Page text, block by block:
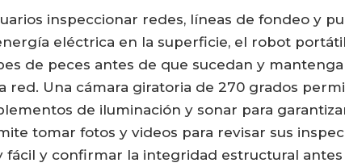
inspeccionar redes, líneas de fondeo y
eléctrica en la superficie, el robot
de peces antes de que sucedan y
Una cámara giratoria de 270 grados
de iluminación y sonar para
tomar fotos y videos para revisar sus
fácil y confirmar la integridad estructural